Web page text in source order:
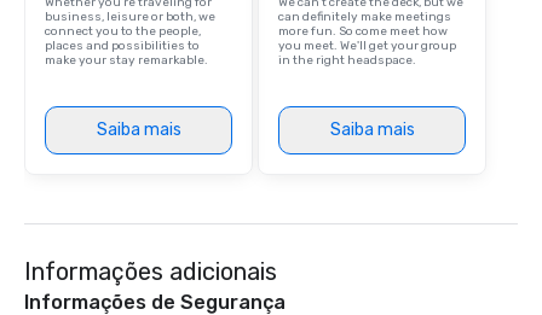
business, leisure or both, we
connect you to the people,
places and possibilities to
make your stay remarkable.
Saiba mais
can definitely make meetings
more fun. So come meet how
you meet. We'll get your group
in the right headspace.
Saiba mais
Informações adicionais
Informações de Segurança